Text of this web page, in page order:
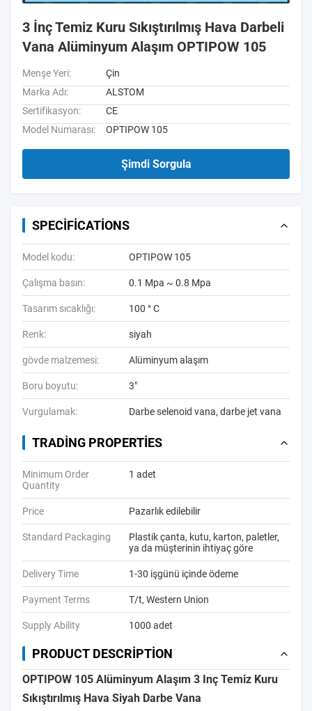
3 İnç Temiz Kuru Sıkıştırılmış Hava Darbeli
Vana Alüminyum Alaşım OPTIPOW 105
Menşe Yeri:
Çin
Marka Adı:
ALSTOM
Sertifikasyon:
CE
Model Numarası:
OPTIPOW 105
Şimdi Sorgula
SPECIFICATIONS
Model kodu: OPTIPOW 105
Çalışma basın: 0.1 Mpa ~ 0.8 Mpa
Tasarım sıcaklığı: 100 ° C
Renk: siyah
gövde malzemesi: Alüminyum alaşım
Boru boyutu: 3"
Vurgulamak: Darbe selenoid vana, darbe jet vana
TRADING PROPERTIES
Minimum Order
Quantity
1 adet
Price Pazarlık edilebilir
Standard Packaging
Plastik çanta, kutu, karton, paletler,
ya da müşterinin ihtiyaç göre
Delivery Time 1-30 işgünü içinde ödeme
Payment Terms T/t, Western Union
Supply Ability 1000 adet
PRODUCT DESCRIPTION
OPTIPOW 105 Alüminyum Alaşım 3 Inç Temiz Kuru
Sıkıştırılmış Hava Siyah Darbe Vana